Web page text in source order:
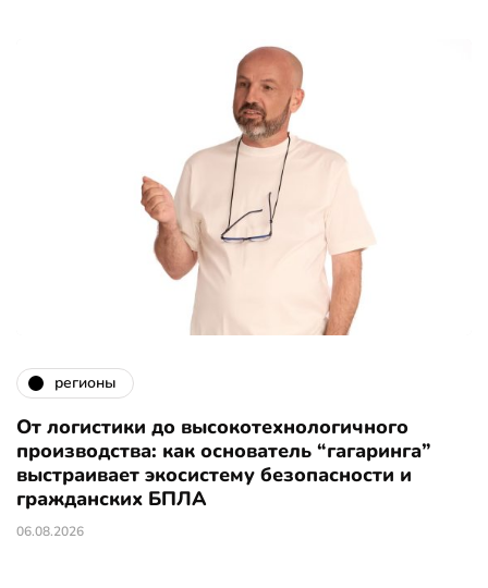
регионы
От логистики до высокотехнологичного
производства: как основатель “гагаринга”
выстраивает экосистему безопасности и
гражданских БПЛА
06.08.2026